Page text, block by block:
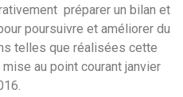
préparer un bilan et
poursuivre et améliorer du
telles que réalisées cette
mise au point courant janvier